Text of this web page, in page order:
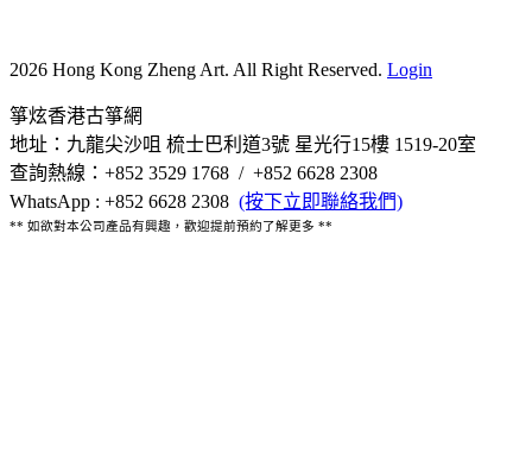
2026 Hong Kong Zheng Art. All Right Reserved. Login
箏炫香港古箏網
地址：九龍尖沙咀 梳士巴利道3號 星光行15樓 1519-20室
查詢熱線：+852 3529 1768 / +852 6628 2308
WhatsApp : +852 6628 2308 (按下立即聯絡我們)
** 如欲對本公司產品有興趣，歡迎提前預約了解更多 **